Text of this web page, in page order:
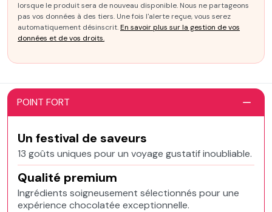
lorsque le produit sera de nouveau disponible. Nous ne partageons
pas vos données à des tiers. Une fois l'alerte reçue, vous serez
automatiquement désinscrit.En savoir plus sur la gestion de vos
données et de vos droits.
POINT FORT
Un festival de saveurs
13 goûts uniques pour un voyage gustatif inoubliable.
Qualité premium
Ingrédients soigneusement sélectionnés pour une
expérience chocolatée exceptionnelle.